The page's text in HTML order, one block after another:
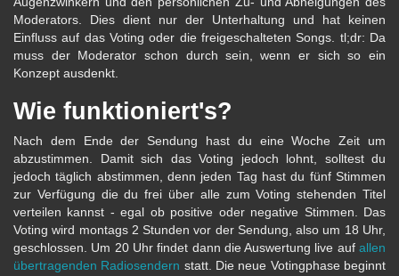
Moderators. Dies dient nur der Unterhaltung und hat keinen
Einfluss auf das Voting oder die freigeschalteten Songs. tl;dr: Da
muss der Moderator schon durch sein, wenn er sich so ein
Konzept ausdenkt.
Wie funktioniert's?
Nach dem Ende der Sendung hast du eine Woche Zeit um
abzustimmen. Damit sich das Voting jedoch lohnt, solltest du
jedoch täglich abstimmen, denn jeden Tag hast du fünf Stimmen
zur Verfügung die du frei über alle zum Voting stehenden Titel
verteilen kannst - egal ob positive oder negative Stimmen. Das
Voting wird montags 2 Stunden vor der Sendung, also um 18 Uhr,
geschlossen. Um 20 Uhr findet dann die Auswertung live auf allen
übertragenden Radiosendern statt. Die neue Votingphase beginnt